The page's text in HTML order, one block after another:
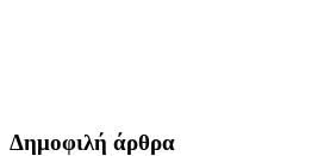
Δημοφιλή άρθρα